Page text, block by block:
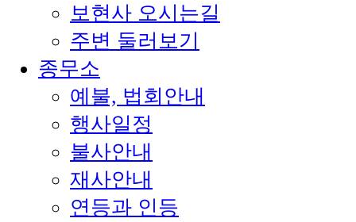
보현사 오시는길
주변 둘러보기
종무소
예불, 법회안내
행사일정
불사안내
재사안내
연등과 인등